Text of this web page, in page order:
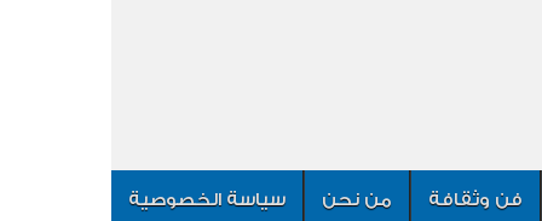
فن وثقافة من نحن سياسة الخصوصية